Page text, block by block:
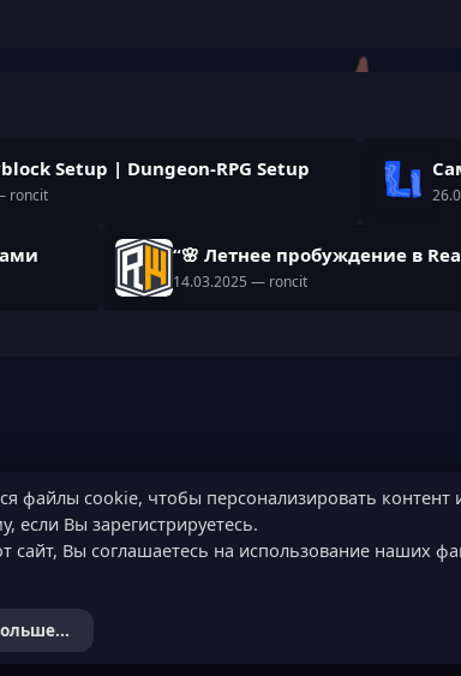
Setup | Dungeon-RPG Setup
roncit
“🌸 Летнее пробуждение в
14.03.2025 — roncit
файлы cookie, чтобы персонализировать контент
если Вы зарегистрируетесь.
сайт, Вы соглашаетесь на использование наших